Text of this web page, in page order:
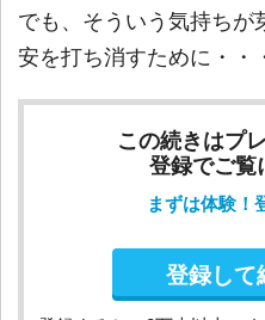
でも、そういう気持ちが
安を打ち消すために・・
この続きはプ
登録でご覧
まずは体験！
登録して